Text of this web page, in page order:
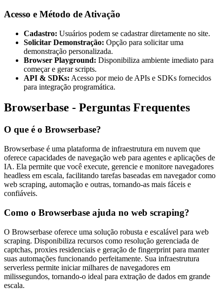
Acesso e Método de Ativação
Cadastro: Usuários podem se cadastrar diretamente no site.
Solicitar Demonstração: Opção para solicitar uma
demonstração personalizada.
Browser Playground: Disponibiliza ambiente imediato para
começar e gerar scripts.
API & SDKs: Acesso por meio de APIs e SDKs fornecidos
para integração programática.
Browserbase - Perguntas Frequentes
O que é o Browserbase?
Browserbase é uma plataforma de infraestrutura em nuvem que
oferece capacidades de navegação web para agentes e aplicações de
IA. Ela permite que você execute, gerencie e monitore navegadores
headless em escala, facilitando tarefas baseadas em navegador como
web scraping, automação e outras, tornando-as mais fáceis e
confiáveis.
Como o Browserbase ajuda no web scraping?
O Browserbase oferece uma solução robusta e escalável para web
scraping. Disponibiliza recursos como resolução gerenciada de
captchas, proxies residenciais e geração de fingerprint para manter
suas automações funcionando perfeitamente. Sua infraestrutura
serverless permite iniciar milhares de navegadores em
milissegundos, tornando-o ideal para extração de dados em grande
escala.